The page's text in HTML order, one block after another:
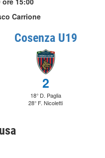
Carrione
Cosenza U19
2
18° D. Paglia
28° F. Nicoletti